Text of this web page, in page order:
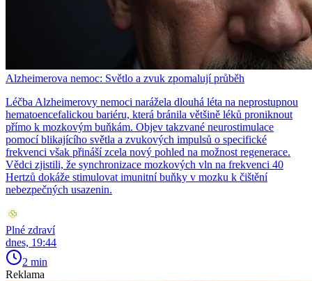
Alzheimerova nemoc: Světlo a zvuk zpomalují průběh
Léčba Alzheimerovy nemoci narážela dlouhá léta na neprostupnou
hematoencefalickou bariéru, která bránila většině léků proniknout
přímo k mozkovým buňkám. Objev takzvané neurostimulace
pomocí blikajícího světla a zvukových impulsů o specifické
frekvenci však přináší zcela nový pohled na možnost regenerace.
Vědci zjistili, že synchronizace mozkových vln na frekvenci 40
Hertzů dokáže stimulovat imunitní buňky v mozku k čištění
nebezpečných usazenin.
Plné zdraví
dnes, 19:44
2 min
Reklama